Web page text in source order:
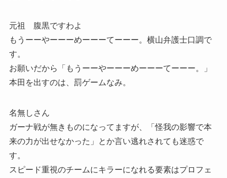
元祖 腹黒ですわよ
もうーーやーーーめーーーてーーー。横山弁護士口調で
す。
お願いだから「もうーーやーーーめーーーてーーー。」
本田を出すのは、罰ゲームなみ。
名無しさん
ガーナ戦が無きものになってますが、「怪我の影響で本
来の力が出せなかった」とか言い逃れされても迷惑で
す。
スピード重視のチームにキラーになれる要素はプロフェ